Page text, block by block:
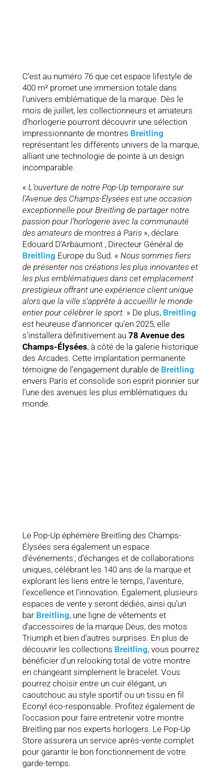
C’est au numéro 76 que cet espace lifestyle de
400 m² promet une immersion totale dans
l’univers emblématique de la marque. Dès le
mois de juillet, les collectionneurs et amateurs
d’horlogerie pourront découvrir une sélection
impressionnante de montres Breitling
représentant les différents univers de la marque,
alliant une technologie de pointe à un design
incomparable.
« L’ouverture de notre Pop-Up temporaire sur
l’Avenue des Champs-Élysées est une occasion
exceptionnelle pour Breitling de partager notre
passion pour l’horlogerie avec la communauté
des amateurs de montres à Paris », déclare
Edouard D’Arbaumont , Directeur Général de
Breitling Europe du Sud. « Nous sommes fiers
de présenter nos créations les plus innovantes et
les plus emblématiques dans cet emplacement
prestigieux offrant une expérience client unique
alors que la ville s’apprête à accueillir le monde
entier pour célébrer le sport. » De plus, Breitling
est heureuse d’annoncer qu’en 2025, elle
s’installera définitivement au 78 Avenue des
Champs-Élysées, à côté de la galerie historique
des Arcades. Cette implantation permanente
témoigne de l’engagement durable de Breitling
envers Paris et consolide son esprit pionnier sur
l’une des avenues les plus emblématiques du
monde.
Le Pop-Up éphémère Breitling des Champs-
Élysées sera également un espace
d’événements ; d’échanges et de collaborations
uniques, célébrant les 140 ans de la marque et
explorant les liens entre le temps, l’aventure,
l’excellence et l’innovation. Également, plusieurs
espaces de vente y seront dédiés, ainsi qu’un
bar Breitling, une ligne de vêtements et
d’accessoires de la marque Deus, des motos
Triumph et bien d’autres surprises. En plus de
découvrir les collections Breitling, vous pourrez
bénéficier d’un relooking total de votre montre
en changeant simplement le bracelet. Vous
pourrez choisir entre un cuir élégant, un
caoutchouc au style sportif ou un tissu en fil
Econyl éco-responsable. Profitez également de
l’occasion pour faire entretenir votre montre
Breitling par nos experts horlogers. Le Pop-Up
Store assurera un service après-vente complet
pour garantir le bon fonctionnement de votre
garde-temps.